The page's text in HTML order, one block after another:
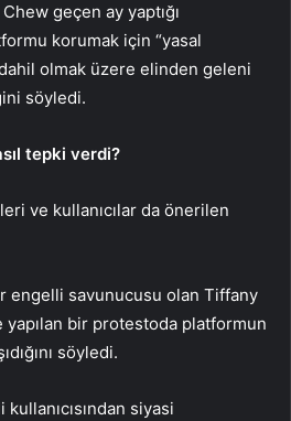
geçen ay yaptığı
korumak için “yasal
dahil olmak üzere elinden geleni
söyledi.
tepki verdi?
ve kullanıcılar da önerilen
engelli savunucusu olan Tiffany
yapılan bir protestoda platformun
söyledi.
siyasi